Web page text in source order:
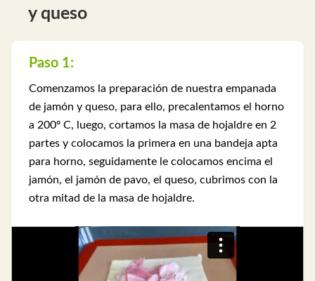
y queso
Paso 1:
Comenzamos la preparación de nuestra empanada
de jamón y queso, para ello, precalentamos el horno
a 200º C, luego, cortamos la masa de hojaldre en 2
partes y colocamos la primera en una bandeja apta
para horno, seguidamente le colocamos encima el
jamón, el jamón de pavo, el queso, cubrimos con la
otra mitad de la masa de hojaldre.